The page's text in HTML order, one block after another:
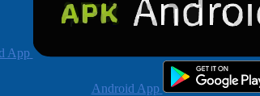
App
Android App